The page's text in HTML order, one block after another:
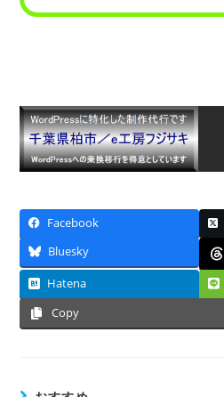
Facebook
Bluesky
Hatena
Copy